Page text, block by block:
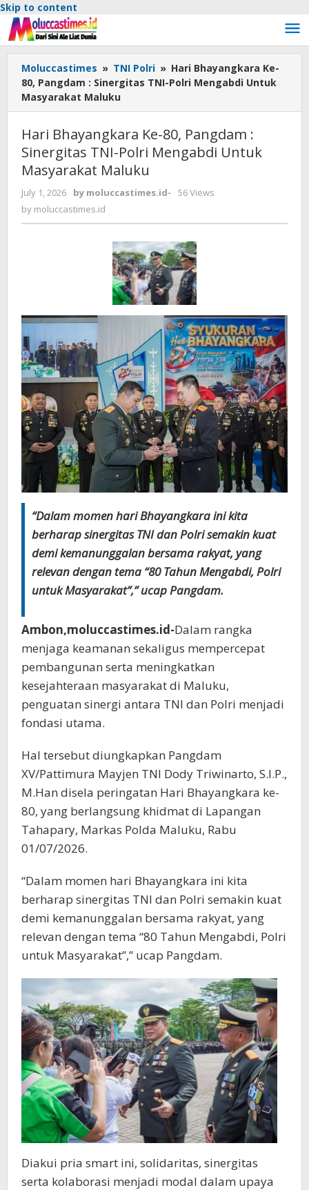
Skip to content
Moluccastimes » TNI Polri » Hari Bhayangkara Ke-
80, Pangdam : Sinergitas TNI-Polri Mengabdi Untuk
Masyarakat Maluku
Hari Bhayangkara Ke-80, Pangdam :
Sinergitas TNI-Polri Mengabdi Untuk
Masyarakat Maluku
July 1, 2026 by moluccastimes.id-
56 Views
by moluccastimes.id
“Dalam momen hari Bhayangkara ini kita
berharap sinergitas TNI dan Polri semakin kuat
demi kemanunggalan bersama rakyat, yang
relevan dengan tema “80 Tahun Mengabdi, Polri
untuk Masyarakat”,” ucap Pangdam.
Ambon,moluccastimes.id-Dalam rangka
menjaga keamanan sekaligus mempercepat
pembangunan serta meningkatkan
kesejahteraan masyarakat di Maluku,
penguatan sinergi antara TNI dan Polri menjadi
fondasi utama.
Hal tersebut diungkapkan Pangdam
XV/Pattimura Mayjen TNI Dody Triwinarto, S.I.P.,
M.Han disela peringatan Hari Bhayangkara ke-
80, yang berlangsung khidmat di Lapangan
Tahapary, Markas Polda Maluku, Rabu
01/07/2026.
“Dalam momen hari Bhayangkara ini kita
berharap sinergitas TNI dan Polri semakin kuat
demi kemanunggalan bersama rakyat, yang
relevan dengan tema “80 Tahun Mengabdi, Polri
untuk Masyarakat”,” ucap Pangdam.
Diakui pria smart ini, solidaritas, sinergitas
serta kolaborasi menjadi modal dalam upaya